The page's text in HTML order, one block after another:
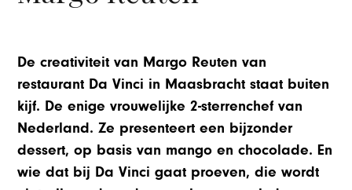
De creativiteit van Margo Reuten van
restaurant Da Vinci in Maasbracht staat buiten
kijf. De enige vrouwelijke 2-sterrenchef van
Nederland. Ze presenteert een bijzonder
dessert, op basis van mango en chocolade. En
wie dat bij Da Vinci gaat proeven, die wordt